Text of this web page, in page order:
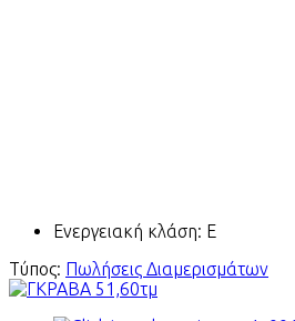
Ενεργειακή κλάση: Ε
Τύπος: Πωλήσεις Διαμερισμάτων